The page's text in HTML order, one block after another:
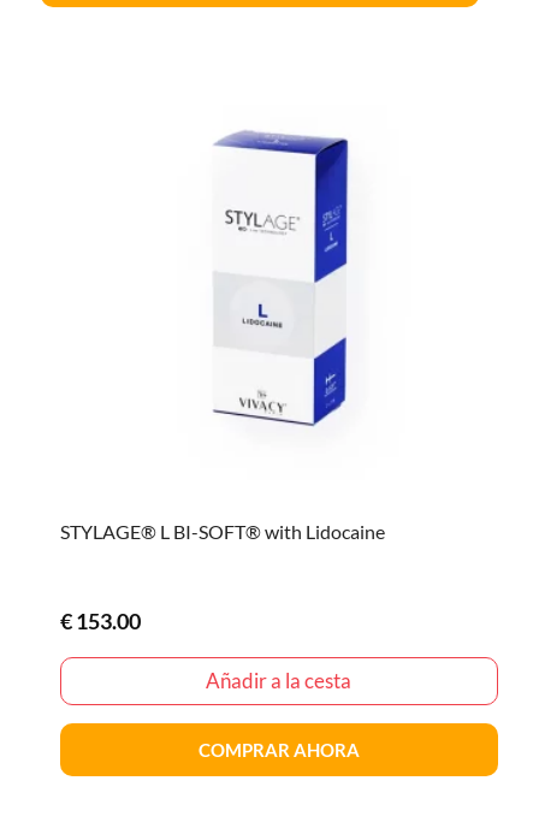
STYLAGE® L BI-SOFT® with Lidocaine
€153.00
Añadir a la cesta
COMPRAR AHORA